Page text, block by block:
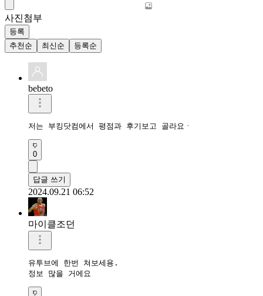
사진첨부
등록
추천순
최신순 등록순
bebeto
저는 부킹닷컴에서 평점과 후기보고 골라요ㆍ
0
답글 쓰기
2024.09.21 06:52
마이클조던
유투브에 한번 쳐보세용.
정보 많을 거에요